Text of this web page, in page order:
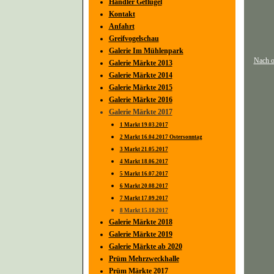
Händler Geflügel
Kontakt
Anfahrt
Greifvogelschau
Galerie Im Mühlenpark
Galerie Märkte 2013
Galerie Märkte 2014
Galerie Märkte 2015
Galerie Märkte 2016
Galerie Märkte 2017
1 Markt 19.03.2017
2 Markt 16.04.2017 Ostersonntag
3 Markt 21.05.2017
4 Markt 18.06.2017
5 Markt 16.07.2017
6 Markt 20.08.2017
7 Markt 17.09.2017
8 Markt 15.10.2017
Galerie Märkte 2018
Galerie Märkte 2019
Galerie Märkte ab 2020
Prüm Mehrzweckhalle
Prüm Märkte 2017
Nach